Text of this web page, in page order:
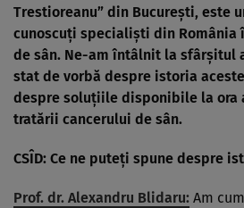
Trestioreanu” din Bucureşti, este
cunoscuţi specialişti din România
de sân. Ne-am întâlnit la sfârşitul
stat de vorbă despre istoria
despre soluţiile disponibile la ora
tratării cancerului de sân.
CSÎD: Ce ne puteţi spune despre
Prof. dr. Alexandru Blidaru: Am